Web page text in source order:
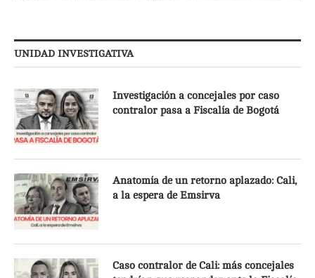
UNIDAD INVESTIGATIVA
Investigación a concejales por caso
contralor pasa a Fiscalía de Bogotá
Anatomía de un retorno aplazado: Cali,
a la espera de Emsirva
Caso contralor de Cali: más concejales